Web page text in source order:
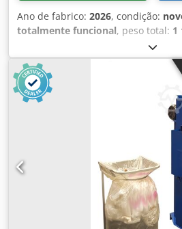
Ano de fabrico: 2026, condição:
totalmente funcional, peso total: 1
, largura total:
2 710 mm, O ASCO GS COMPACT
de peneiramento grizzly para
demolição, terraplenagem,
Proporciona uma eficiente pré-
grosseiros, protege os
britadores, peneiras, sistemas de
desgaste e a manutenção, o que
de toda a instalação. Graças ao seu
compacto, é especialmente
espaços restritos, aumentando a
processamento de materiais
Características principais: